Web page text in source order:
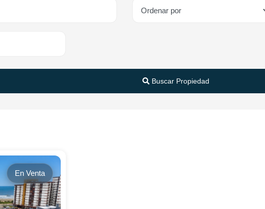
Buscar Propiedad
En Venta